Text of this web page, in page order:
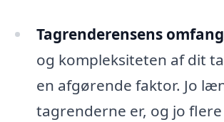
Tagrenderensens
og kompleksiteten af dit
en afgørende faktor. Jo
tagrenderne er, og jo